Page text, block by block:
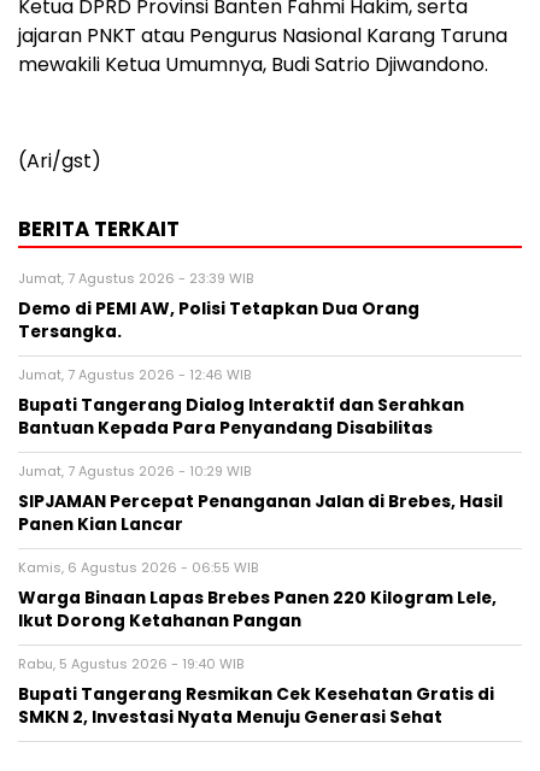
Ketua DPRD Provinsi Banten Fahmi Hakim, serta
jajaran PNKT atau Pengurus Nasional Karang Taruna
mewakili Ketua Umumnya, Budi Satrio Djiwandono.
(Ari/gst)
BERITA TERKAIT
Jumat, 7 Agustus 2026 - 23:39 WIB
Demo di PEMI AW, Polisi Tetapkan Dua Orang
Tersangka.
Jumat, 7 Agustus 2026 - 12:46 WIB
Bupati Tangerang Dialog Interaktif dan Serahkan
Bantuan Kepada Para Penyandang Disabilitas
Jumat, 7 Agustus 2026 - 10:29 WIB
SIPJAMAN Percepat Penanganan Jalan di Brebes, Hasil
Panen Kian Lancar
Kamis, 6 Agustus 2026 - 06:55 WIB
Warga Binaan Lapas Brebes Panen 220 Kilogram Lele,
Ikut Dorong Ketahanan Pangan
Rabu, 5 Agustus 2026 - 19:40 WIB
‎Bupati Tangerang Resmikan Cek Kesehatan Gratis di
SMKN 2, Investasi Nyata Menuju Generasi Sehat